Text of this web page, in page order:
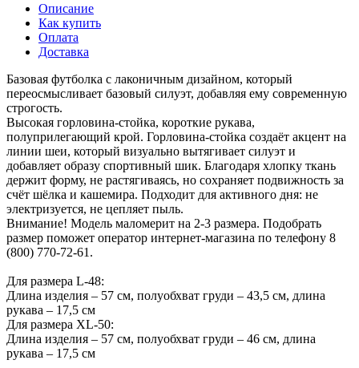
Описание
Как купить
Оплата
Доставка
Базовая футболка с лаконичным дизайном, который
переосмысливает базовый силуэт, добавляя ему современную
строгость.
Высокая горловина-стойка, короткие рукава,
полуприлегающий крой. Горловина-стойка создаёт акцент на
линии шеи, который визуально вытягивает силуэт и
добавляет образу спортивный шик. Благодаря хлопку ткань
держит форму, не растягиваясь, но сохраняет подвижность за
счёт шёлка и кашемира. Подходит для активного дня: не
электризуется, не цепляет пыль.
Внимание! Модель маломерит на 2-3 размера. Подобрать
размер поможет оператор интернет-магазина по телефону 8
(800) 770-72-61.
Для размера L-48:
Длина изделия – 57 см, полуобхват груди – 43,5 см, длина
рукава – 17,5 см
Для размера XL-50:
Длина изделия – 57 см, полуобхват груди – 46 см, длина
рукава – 17,5 см